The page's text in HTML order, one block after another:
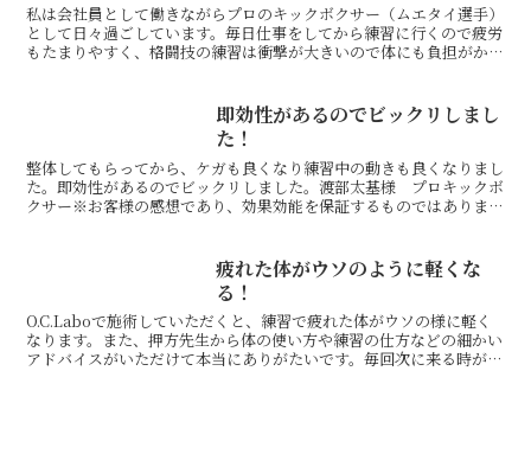
私は会社員として働きながらプロのキックボクサー（ムエタイ選手）
として日々過ごしています。毎日仕事をしてから練習に行くので疲労
もたまりやすく、格闘技の練習は衝撃が大きいので体にも負担がかか
即効性があるのでビックリしまし
た！
整体してもらってから、ケガも良くなり練習中の動きも良くなりまし
た。即効性があるのでビックリしました。渡部太基様 プロキックボ
クサー※お客様の感想であり、効果効能を保証するものではありませ
疲れた体がウソのように軽くな
る！
O.C.Laboで施術していただくと、練習で疲れた体がウソの様に軽く
なります。また、押方先生から体の使い方や練習の仕方などの細かい
アドバイスがいただけて本当にありがたいです。毎回次に来る時が楽